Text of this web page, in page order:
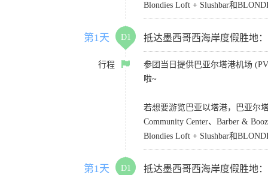
Blondies Loft + Slushbar和
第1天 D1 抵达墨西哥西海岸度假胜地：
行程
参团当日提供巴亚尔塔港机场
啦~
若想要游览巴亚以塔港，巴亚尔
Community Center、Barber &
Blondies Loft + Slushbar和
第1天 D1 抵达墨西哥西海岸度假胜地：